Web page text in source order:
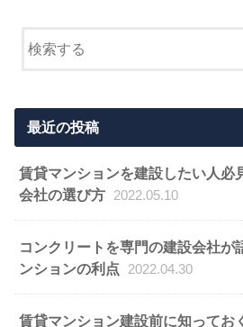
最近の投稿
賃貸マンションを建設したい人必
会社の選び方
2022.05.10
コンクリートを専門の建設会社が
ンションの利点
2022.04.30
賃貸マンション建設前に知ってお